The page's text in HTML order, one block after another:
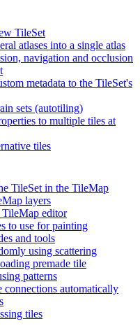
TileSet
atlases into a single atlas
navigation and occlusion
metadata to the TileSet's
sets (autotiling)
to multiple tiles at
tiles
TileSet in the TileMap
layers
editor
to use for painting
and tools
using scattering
premade tile
patterns
connections automatically
tiles